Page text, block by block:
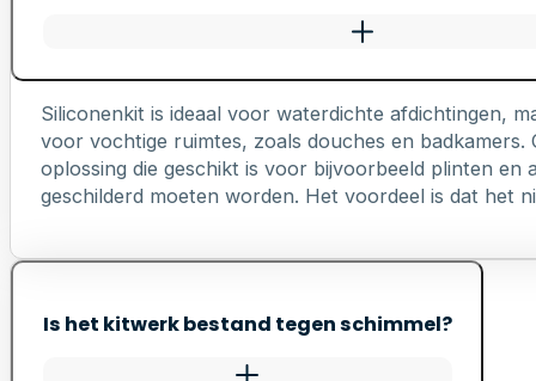
Siliconenkit is ideaal voor waterdichte afdichtingen,
voor vochtige ruimtes, zoals douches en badkamers.
oplossing die geschikt is voor bijvoorbeeld plinten en
geschilderd moeten worden. Het voordeel is dat het
Is het kitwerk bestand tegen schimmel?